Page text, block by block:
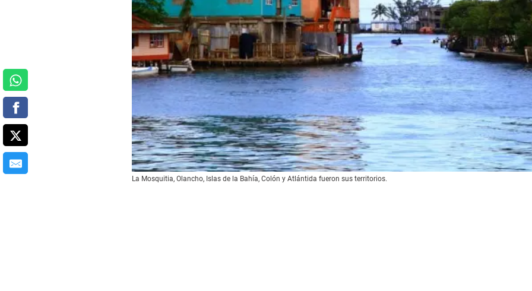
La Mosquitia, Olancho, Islas de la Bahía, Colón y Atlántida fueron sus territorios.